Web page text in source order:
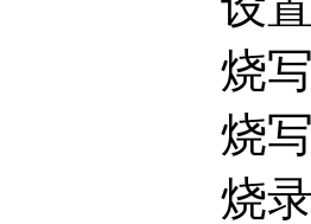
烧写
烧写
烧录后